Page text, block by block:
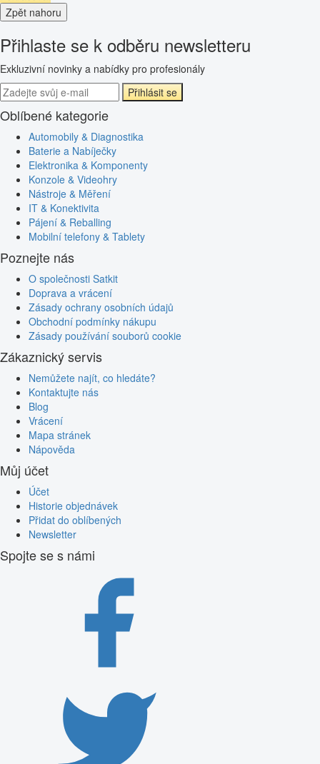
Zpět nahoru
Přihlaste se k odběru newsletteru
Exkluzivní novinky a nabídky pro profesionály
Přihlásit se
Oblíbené kategorie
Automobily & Diagnostika
Baterie a Nabíječky
Elektronika & Komponenty
Konzole & Videohry
Nástroje & Měření
IT & Konektivita
Pájení & Reballing
Mobilní telefony & Tablety
Poznejte nás
O společnosti Satkit
Doprava a vrácení
Zásady ochrany osobních údajů
Obchodní podmínky nákupu
Zásady používání souborů cookie
Zákaznický servis
Nemůžete najít, co hledáte?
Kontaktujte nás
Blog
Vrácení
Mapa stránek
Nápověda
Můj účet
Účet
Historie objednávek
Přidat do oblíbených
Newsletter
Spojte se s námi